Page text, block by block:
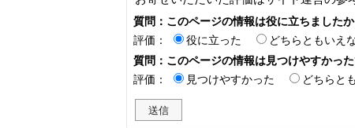
質問：このページの情報は役に立ちましたか
評価：
役に立った どちらともいえ
質問：このページの情報は見つけやすかっ
評価：
見つけやすかった どちらと